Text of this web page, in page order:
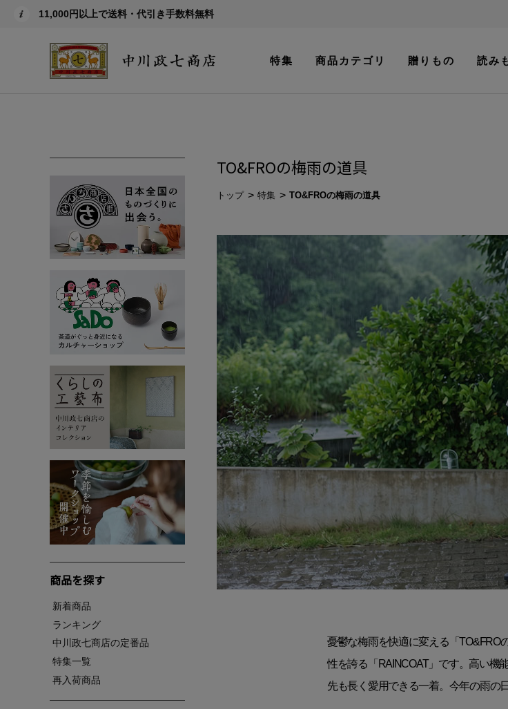
11,000円以上で送料・代引き手数料無料
特集 商品カテゴリ 贈りもの 読み
商品を探す
新着商品
ランキング
中川政七商店の定番品
特集一覧
再入荷商品
TO&FROの梅雨の道具
トップ 特集 TO&FROの梅雨の道具
憂鬱な梅雨を快適に変える「TO&FRO
性を誇る「RAINCOAT」です。高い機
先も長く愛用できる一着。今年の雨の